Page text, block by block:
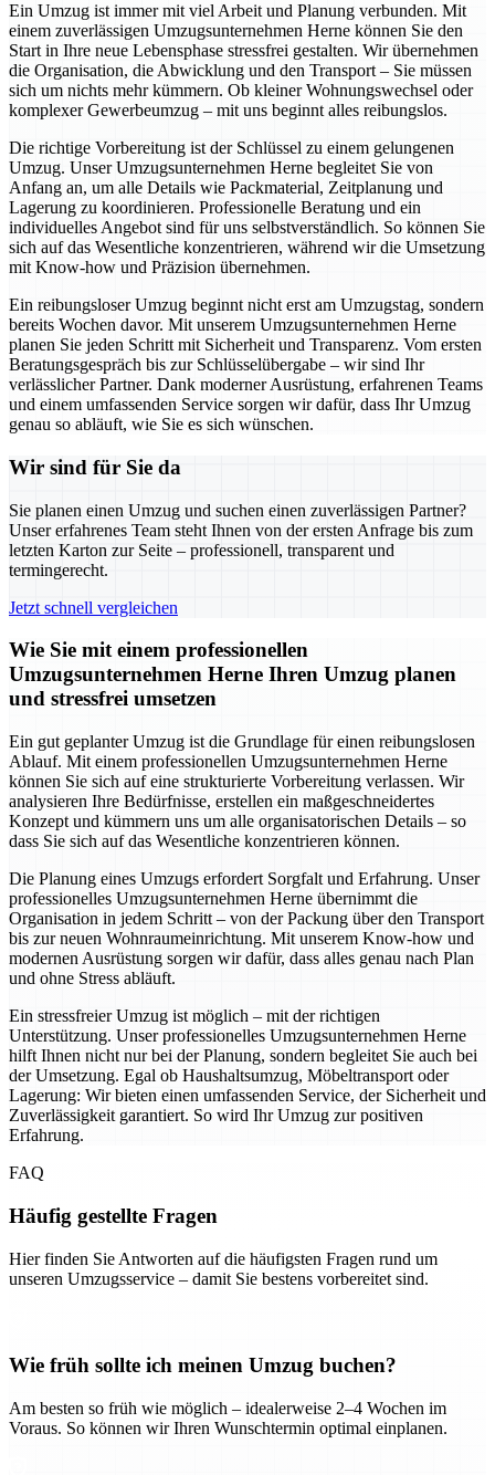
Ein Umzug ist immer mit viel Arbeit und Planung verbunden. Mit
einem zuverlässigen Umzugsunternehmen Herne können Sie den
Start in Ihre neue Lebensphase stressfrei gestalten. Wir übernehmen
die Organisation, die Abwicklung und den Transport – Sie müssen
sich um nichts mehr kümmern. Ob kleiner Wohnungswechsel oder
komplexer Gewerbeumzug – mit uns beginnt alles reibungslos.
Die richtige Vorbereitung ist der Schlüssel zu einem gelungenen
Umzug. Unser Umzugsunternehmen Herne begleitet Sie von
Anfang an, um alle Details wie Packmaterial, Zeitplanung und
Lagerung zu koordinieren. Professionelle Beratung und ein
individuelles Angebot sind für uns selbstverständlich. So können Sie
sich auf das Wesentliche konzentrieren, während wir die Umsetzung
mit Know-how und Präzision übernehmen.
Ein reibungsloser Umzug beginnt nicht erst am Umzugstag, sondern
bereits Wochen davor. Mit unserem Umzugsunternehmen Herne
planen Sie jeden Schritt mit Sicherheit und Transparenz. Vom ersten
Beratungsgespräch bis zur Schlüsselübergabe – wir sind Ihr
verlässlicher Partner. Dank moderner Ausrüstung, erfahrenen Teams
und einem umfassenden Service sorgen wir dafür, dass Ihr Umzug
genau so abläuft, wie Sie es sich wünschen.
Wir sind für Sie da
Sie planen einen Umzug und suchen einen zuverlässigen Partner?
Unser erfahrenes Team steht Ihnen von der ersten Anfrage bis zum
letzten Karton zur Seite – professionell, transparent und
termingerecht.
Jetzt schnell vergleichen
Wie Sie mit einem professionellen
Umzugsunternehmen Herne Ihren Umzug planen
und stressfrei umsetzen
Ein gut geplanter Umzug ist die Grundlage für einen reibungslosen
Ablauf. Mit einem professionellen Umzugsunternehmen Herne
können Sie sich auf eine strukturierte Vorbereitung verlassen. Wir
analysieren Ihre Bedürfnisse, erstellen ein maßgeschneidertes
Konzept und kümmern uns um alle organisatorischen Details – so
dass Sie sich auf das Wesentliche konzentrieren können.
Die Planung eines Umzugs erfordert Sorgfalt und Erfahrung. Unser
professionelles Umzugsunternehmen Herne übernimmt die
Organisation in jedem Schritt – von der Packung über den Transport
bis zur neuen Wohnraumeinrichtung. Mit unserem Know-how und
modernen Ausrüstung sorgen wir dafür, dass alles genau nach Plan
und ohne Stress abläuft.
Ein stressfreier Umzug ist möglich – mit der richtigen
Unterstützung. Unser professionelles Umzugsunternehmen Herne
hilft Ihnen nicht nur bei der Planung, sondern begleitet Sie auch bei
der Umsetzung. Egal ob Haushaltsumzug, Möbeltransport oder
Lagerung: Wir bieten einen umfassenden Service, der Sicherheit und
Zuverlässigkeit garantiert. So wird Ihr Umzug zur positiven
Erfahrung.
FAQ
Häufig gestellte Fragen
Hier finden Sie Antworten auf die häufigsten Fragen rund um
unseren Umzugsservice – damit Sie bestens vorbereitet sind.
Wie früh sollte ich meinen Umzug buchen?
Am besten so früh wie möglich – idealerweise 2–4 Wochen im
Voraus. So können wir Ihren Wunschtermin optimal einplanen.